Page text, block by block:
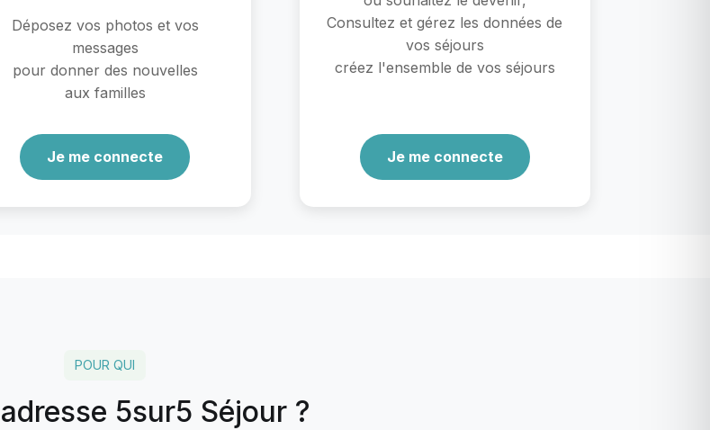
Déposez vos photos et vos
messages
pour donner des nouvelles
aux familles
Je me connecte
Consultez et gérez les données de
vos séjours
créez l'ensemble de vos séjours
Je me connecte
POUR QUI
5sur5 Séjour ?